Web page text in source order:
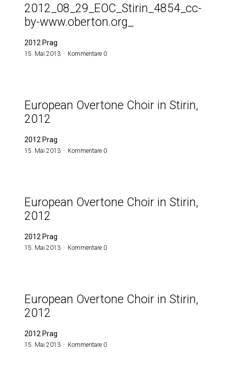
2012_08_29_EOC_Stirin_4854_cc-
by-www.oberton.org_
2012 Prag
15. Mai 2013 Kommentare 0
European Overtone Choir in Stirin,
2012
2012 Prag
15. Mai 2013 Kommentare 0
European Overtone Choir in Stirin,
2012
2012 Prag
15. Mai 2013 Kommentare 0
European Overtone Choir in Stirin,
2012
2012 Prag
15. Mai 2013 Kommentare 0